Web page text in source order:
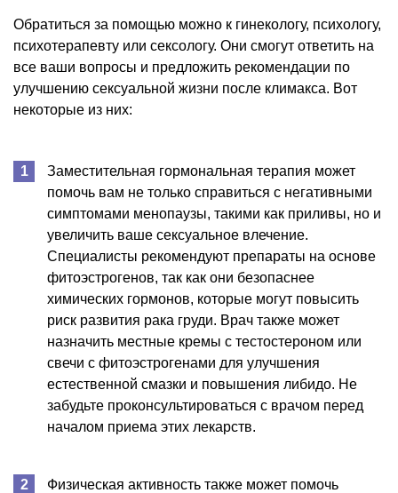
Обратиться за помощью можно к гинекологу, психологу,
психотерапевту или сексологу. Они смогут ответить на
все ваши вопросы и предложить рекомендации по
улучшению сексуальной жизни после климакса. Вот
некоторые из них:
Заместительная гормональная терапия может
помочь вам не только справиться с негативными
симптомами менопаузы, такими как приливы, но и
увеличить ваше сексуальное влечение.
Специалисты рекомендуют препараты на основе
фитоэстрогенов, так как они безопаснее
химических гормонов, которые могут повысить
риск развития рака груди. Врач также может
назначить местные кремы с тестостероном или
свечи с фитоэстрогенами для улучшения
естественной смазки и повышения либидо. Не
забудьте проконсультироваться с врачом перед
началом приема этих лекарств.
Физическая активность также может помочь